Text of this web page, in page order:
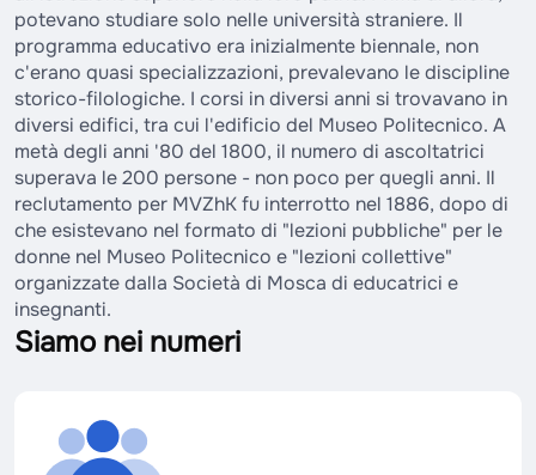
potevano studiare solo nelle università straniere. Il
programma educativo era inizialmente biennale, non
c'erano quasi specializzazioni, prevalevano le discipline
storico-filologiche. I corsi in diversi anni si trovavano in
diversi edifici, tra cui l'edificio del Museo Politecnico. A
metà degli anni '80 del 1800, il numero di ascoltatrici
superava le 200 persone - non poco per quegli anni. Il
reclutamento per MVZhK fu interrotto nel 1886, dopo di
che esistevano nel formato di "lezioni pubbliche" per le
donne nel Museo Politecnico e "lezioni collettive"
organizzate dalla Società di Mosca di educatrici e
insegnanti.
Siamo nei numeri